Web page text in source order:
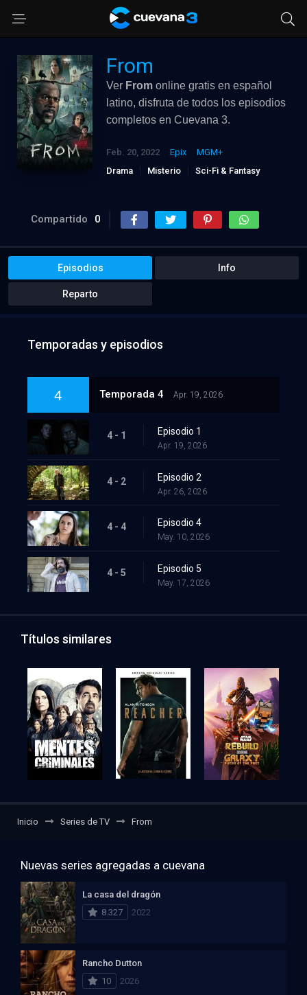
From
Ver From online gratis en español
latino, disfruta de todos los episodios
completos en Cuevana 3.
Feb. 20, 2022 Epix
MGM+
Drama
Misterio Sci-Fi & Fantasy
Compartido 0
Episodios Info
Reparto
Temporadas y episodios
4 Temporada 4 Apr. 19, 2026
4 - 1 Episodio 1
Apr. 19, 2026
4 - 2 Episodio 2
Apr. 26, 2026
4 - 4 Episodio 4
May. 10, 2026
4 - 5 Episodio 5
May. 17, 2026
Títulos similares
Inicio Series de TV From
Nuevas series agregadas a cuevana
La casa del dragón
8.327
2022
Rancho Dutton
10
2026